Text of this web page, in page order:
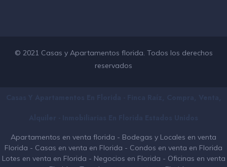
© 2021 Casas y Apartamentos florida. Todos los derechos
reservados
Apartamentos en venta florida - Bodegas y Locales en venta
Florida - Casas en venta en Florida - Condos en venta en Florida
Lotes en venta en Florida - Negocios en Florida - Oficinas en venta